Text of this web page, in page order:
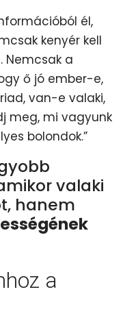
él,
kenyér kell
Nemcsak a
ő jó ember-e,
van-e valaki,
meg, mi vagyunk
bolondok.”
valaki
hanem
a